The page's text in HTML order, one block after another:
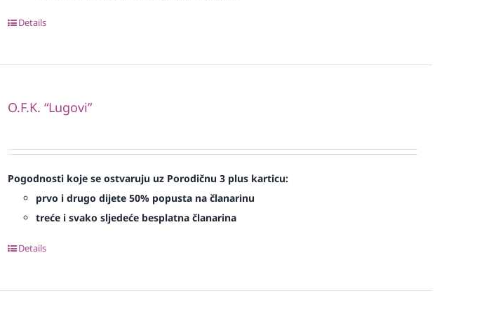
Details
O.F.K. “Lugovi”
Pogodnosti koje se ostvaruju uz Porodičnu 3 plus karticu:
prvo i drugo dijete 50% popusta na članarinu
treće i svako sljedeće besplatna članarina
Details